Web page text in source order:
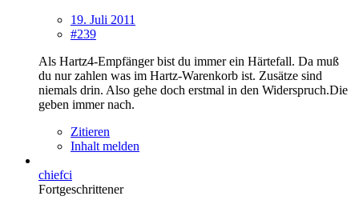
19. Juli 2011
#239
Als Hartz4-Empfänger bist du immer ein Härtefall. Da muß
du nur zahlen was im Hartz-Warenkorb ist. Zusätze sind
niemals drin. Also gehe doch erstmal in den Widerspruch.Die
geben immer nach.
Zitieren
Inhalt melden
chiefci
Fortgeschrittener